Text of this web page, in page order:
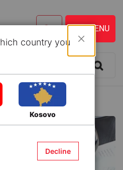
Makina llogaritëse
country you
Kosovo
Decline